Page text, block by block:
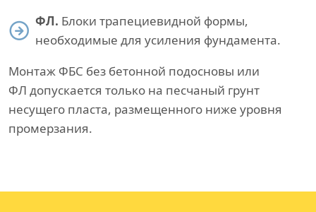
ФЛ. Блоки трапециевидной формы,
необходимые для усиления фундамента.
Монтаж ФБС без бетонной подосновы или
ФЛ допускается только на песчаный грунт
несущего пласта, размещенного ниже уровня
промерзания.